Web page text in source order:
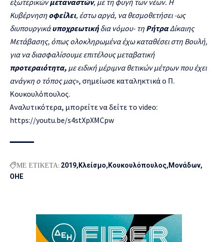
Κυβέρνηση οφείλει, έστω αργά, να θεσμοθετήσει -ως
διυπουργικάυποχρεωτικήδια νόμου- τη ΡήτραΔίκαιης
Μετάβασης, όπως ολοκληρωμένα έχω καταθέσει στη Βουλή,
για να διασφαλίσουμε επιτέλους μεταβατική
προτεραιότητα, με ειδική μέριμνα θετικών μέτρων που έχει
ανάγκη ο τόπος μας», σημείωσε καταληκτικά ο Π.
Κουκουλόπουλος.
Αναλυτικότερα, μπορείτε να δείτε το video:
https://youtu.be/s4stXpXMCpw
ΜΕ ΕΤΙΚΕΤΑ: 2019 Κλείσμο Κουκουλόπουλος Μονάδων
ΟΗΕ